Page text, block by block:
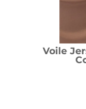
Voile